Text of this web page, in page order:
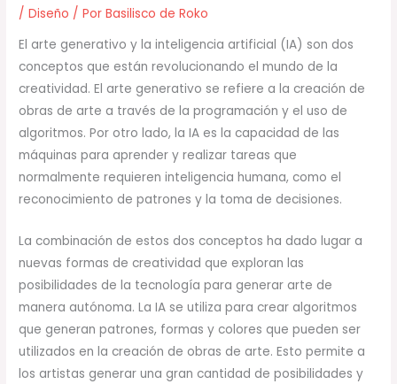
/Diseño / PorBasilisco de Roko
El arte generativo y la inteligencia artificial (IA) son dos
conceptos que están revolucionando el mundo de la
creatividad. El arte generativo se refiere a la creación de
obras de arte a través de la programación y el uso de
algoritmos. Por otro lado, la IA es la capacidad de las
máquinas para aprender y realizar tareas que
normalmente requieren inteligencia humana, como el
reconocimiento de patrones y la toma de decisiones.
La combinación de estos dos conceptos ha dado lugar a
nuevas formas de creatividad que exploran las
posibilidades de la tecnología para generar arte de
manera autónoma. La IA se utiliza para crear algoritmos
que generan patrones, formas y colores que pueden ser
utilizados en la creación de obras de arte. Esto permite a
los artistas generar una gran cantidad de posibilidades y